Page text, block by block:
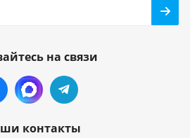
на связи
контакты